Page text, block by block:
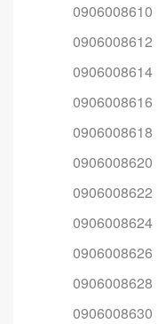
0906008610
0906008612
0906008614
0906008616
0906008618
0906008620
0906008622
0906008624
0906008626
0906008628
0906008630